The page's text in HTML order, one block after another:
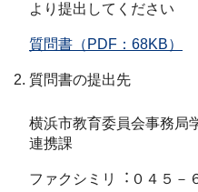
より提出してください
質問書（PDF：68KB）
質問書の提出先
横浜市教育委員会事務局
連携課
ファクシミリ︓０４５－